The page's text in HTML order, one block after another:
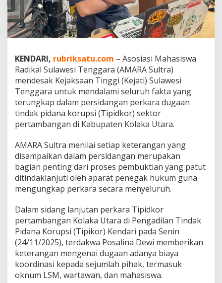
i
S
r
a
T
i
d
a
k
B
h
e
n
t
i
p
d
a
T
e
r
d
a
k
KENDARI, rubriksatu.com – Asosiasi Mahasiswa
Radikal Sulawesi Tenggara (AMARA Sultra)
mendesak Kejaksaan Tinggi (Kejati) Sulawesi
Tenggara untuk mendalami seluruh fakta yang
terungkap dalam persidangan perkara dugaan
tindak pidana korupsi (Tipidkor) sektor
pertambangan di Kabupaten Kolaka Utara.
AMARA Sultra menilai setiap keterangan yang
disampaikan dalam persidangan merupakan
bagian penting dari proses pembuktian yang patut
ditindaklanjuti oleh aparat penegak hukum guna
mengungkap perkara secara menyeluruh.
Dalam sidang lanjutan perkara Tipidkor
pertambangan Kolaka Utara di Pengadilan Tindak
Pidana Korupsi (Tipikor) Kendari pada Senin
(24/11/2025), terdakwa Posalina Dewi memberikan
keterangan mengenai dugaan adanya biaya
koordinasi kepada sejumlah pihak, termasuk
oknum LSM, wartawan, dan mahasiswa.